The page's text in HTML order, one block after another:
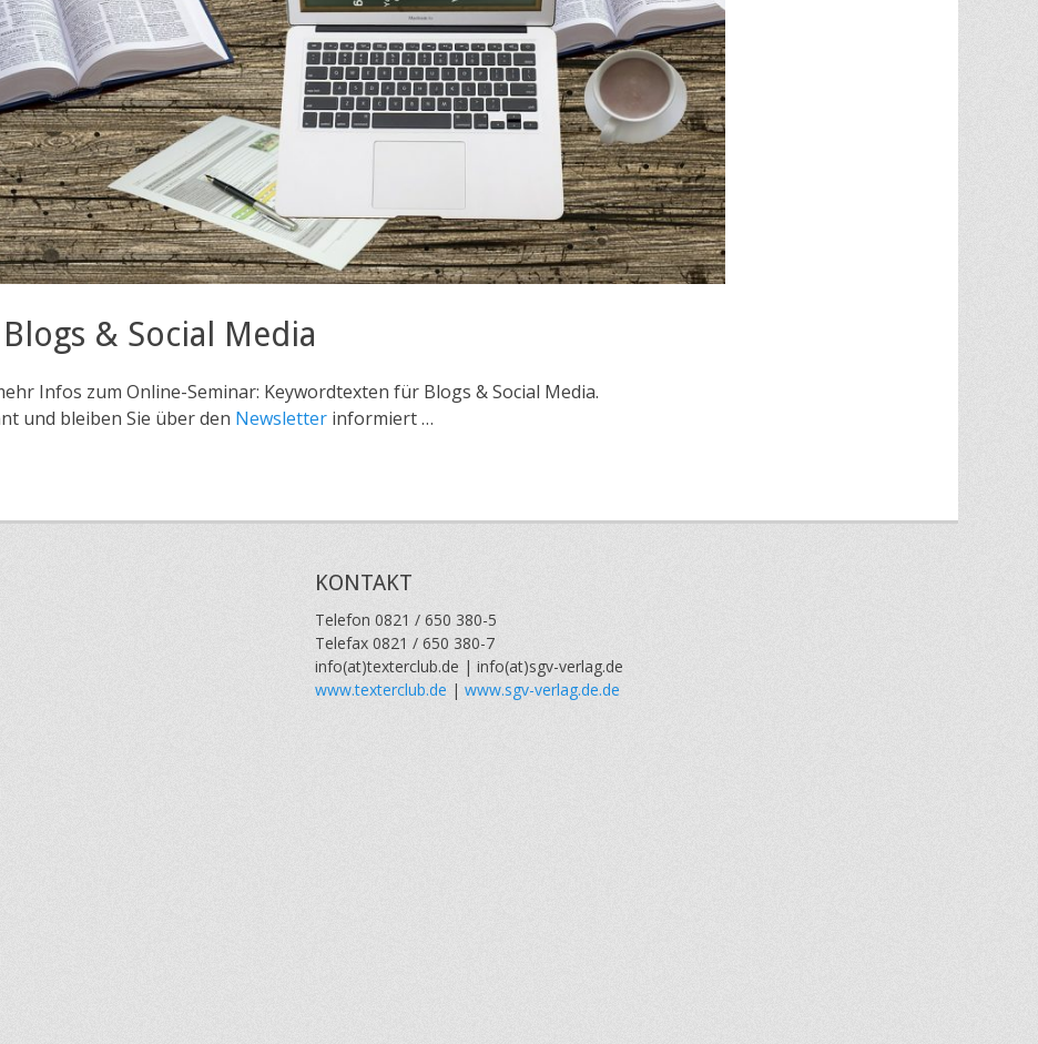
& Social Media
Infos zum Online-Seminar: Keywordtexten für Blogs & Social Media.
und bleiben Sie über den Newsletter informiert …
KONTAKT
Telefon 0821 / 650 380-5
Telefax 0821 / 650 380-7
info(at)texterclub.de | info(at)sgv-verlag.de
www.texterclub.de | www.sgv-verlag.de.de